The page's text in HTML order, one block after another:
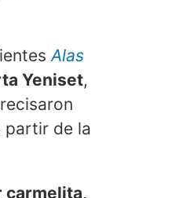
Alas
Yeniset,
partir de la
carmelita,